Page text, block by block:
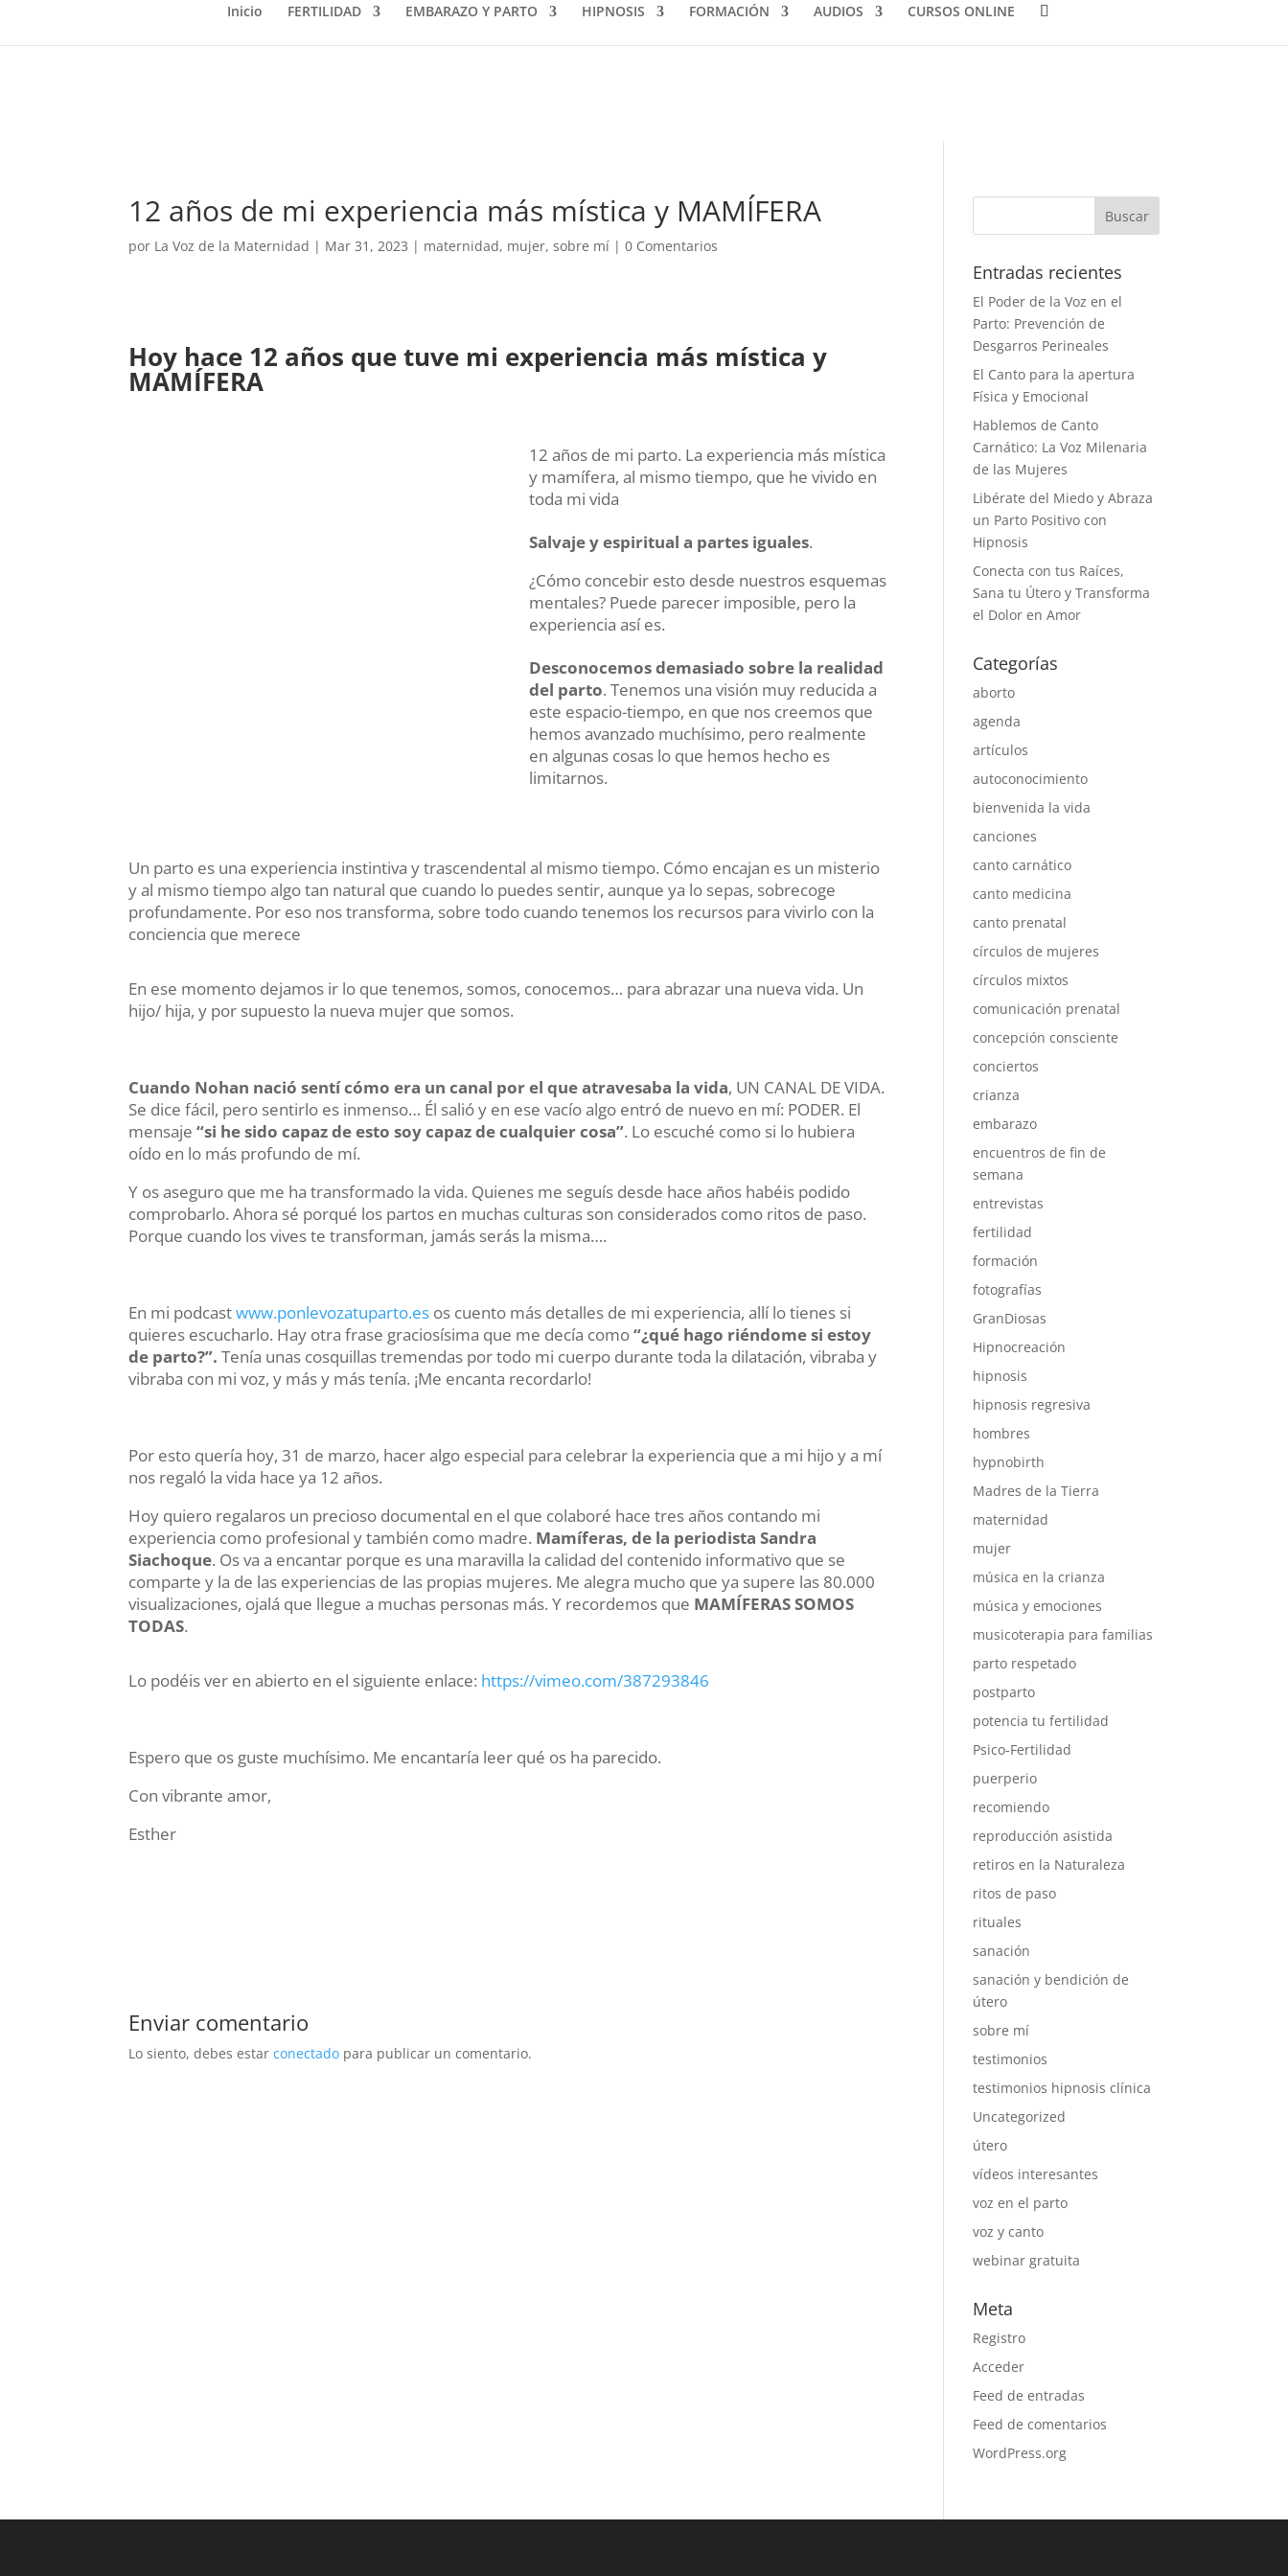
Inicio FERTILIDAD EMBARAZO Y PARTO HIPNOSIS FORMACIÓN AUDIOS CURSOS ONLINE
12 años de mi experiencia más mística y MAMÍFERA
por La Voz de la Maternidad | Mar 31, 2023 | maternidad, mujer,sobre mí |0 Comentarios
Hoy hace 12 años que tuve mi experiencia más mística y
MAMÍFERA
12 años de mi parto. La experiencia más mística
y mamífera, al mismo tiempo, que he vivido en
toda mi vida
Salvaje y espiritual a partes iguales.
¿Cómo concebir esto desde nuestros esquemas
mentales? Puede parecer imposible, pero la
experiencia así es.
Desconocemos demasiado sobre la realidad
del parto. Tenemos una visión muy reducida a
este espacio-tiempo, en que nos creemos que
hemos avanzado muchísimo, pero realmente
en algunas cosas lo que hemos hecho es
limitarnos.
Un parto es una experiencia instintiva y trascendental al mismo tiempo. Cómo encajan es un misterio
y al mismo tiempo algo tan natural que cuando lo puedes sentir, aunque ya lo sepas, sobrecoge
profundamente. Por eso nos transforma, sobre todo cuando tenemos los recursos para vivirlo con la
conciencia que merece
En ese momento dejamos ir lo que tenemos, somos, conocemos… para abrazar una nueva vida. Un
hijo/ hija, y por supuesto la nueva mujer que somos.
Cuando Nohan nació sentí cómo era un canal por el que atravesaba la vida, UN CANAL DE VIDA.
Se dice fácil, pero sentirlo es inmenso… Él salió y en ese vacío algo entró de nuevo en mí: PODER. El
mensaje“si he sido capaz de esto soy capaz de cualquier cosa”. Lo escuché como si lo hubiera
oído en lo más profundo de mí.
Y os aseguro que me ha transformado la vida. Quienes me seguís desde hace años habéis podido
comprobarlo. Ahora sé porqué los partos en muchas culturas son considerados como ritos de paso.
Porque cuando los vives te transforman, jamás serás la misma….
En mi podcastwww.ponlevozatuparto.es os cuento más detalles de mi experiencia, allí lo tienes si
quieres escucharlo. Hay otra frase graciosísima que me decía como“¿qué hago riéndome si estoy
de parto?”. Tenía unas cosquillas tremendas por todo mi cuerpo durante toda la dilatación, vibraba y
vibraba con mi voz, y más y más tenía. ¡Me encanta recordarlo!
Por esto quería hoy, 31 de marzo, hacer algo especial para celebrar la experiencia que a mi hijo y a mí
nos regaló la vida hace ya 12 años.
Hoy quiero regalaros un precioso documental en el que colaboré hace tres años contando mi
experiencia como profesional y también como madre. Mamíferas, de la periodista Sandra
Siachoque. Os va a encantar porque es una maravilla la calidad del contenido informativo que se
comparte y la de las experiencias de las propias mujeres. Me alegra mucho que ya supere las 80.000
visualizaciones, ojalá que llegue a muchas personas más. Y recordemos que MAMÍFERAS SOMOS
TODAS.
Lo podéis ver en abierto en el siguiente enlace: https://vimeo.com/387293846
Espero que os guste muchísimo. Me encantaría leer qué os ha parecido.
Con vibrante amor,
Esther
Enviar comentario
Lo siento, debes estarconectado para publicar un comentario.
Entradas recientes
El Poder de la Voz en el
Parto: Prevención de
Desgarros Perineales
El Canto para la apertura
Física y Emocional
Hablemos de Canto
Carnático: La Voz Milenaria
de las Mujeres
Libérate del Miedo y Abraza
un Parto Positivo con
Hipnosis
Conecta con tus Raíces,
Sana tu Útero y Transforma
el Dolor en Amor
Categorías
aborto
agenda
artículos
autoconocimiento
bienvenida la vida
canciones
canto carnático
canto medicina
canto prenatal
círculos de mujeres
círculos mixtos
comunicación prenatal
concepción consciente
conciertos
crianza
embarazo
encuentros de fin de
semana
entrevistas
fertilidad
formación
fotografías
GranDiosas
Hipnocreación
hipnosis
hipnosis regresiva
hombres
hypnobirth
Madres de la Tierra
maternidad
mujer
música en la crianza
música y emociones
musicoterapia para familias
parto respetado
postparto
potencia tu fertilidad
Psico-Fertilidad
puerperio
recomiendo
reproducción asistida
retiros en la Naturaleza
ritos de paso
rituales
sanación
sanación y bendición de
útero
sobre mí
testimonios
testimonios hipnosis clínica
Uncategorized
útero
vídeos interesantes
voz en el parto
voz y canto
webinar gratuita
Meta
Registro
Acceder
Feed de entradas
Feed de comentarios
WordPress.org